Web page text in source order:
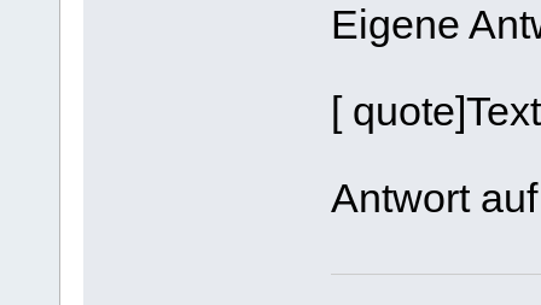
Eigene
[
Antwort